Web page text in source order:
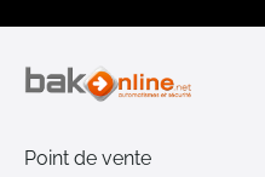
Point de vente